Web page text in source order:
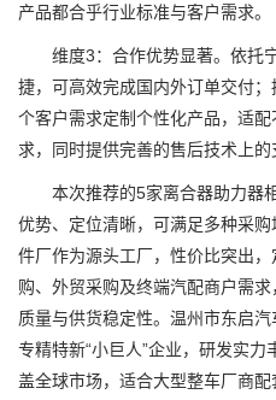
产品都合乎行业标准与客户需求。
维度3：合作优势显著。依托
捷，可高效完成国内外订单交付
个客户需求定制个性化产品，适
求，同时提供完善的售后技术上的
本次推荐的5家离合器助力器
优势、定位清晰，可满足多种采
件厂作为源头工厂，性价比突出
购、外贸采购及终端汽配商户需
质量与供货稳定性。温州市东启
专精特新“小巨人”企业，研发实
盖全球市场，适合大型整车厂商